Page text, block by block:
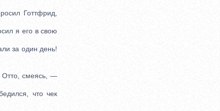
Готтфрид,
я его в свою
за один день!
Отто, смеясь, —
что чек